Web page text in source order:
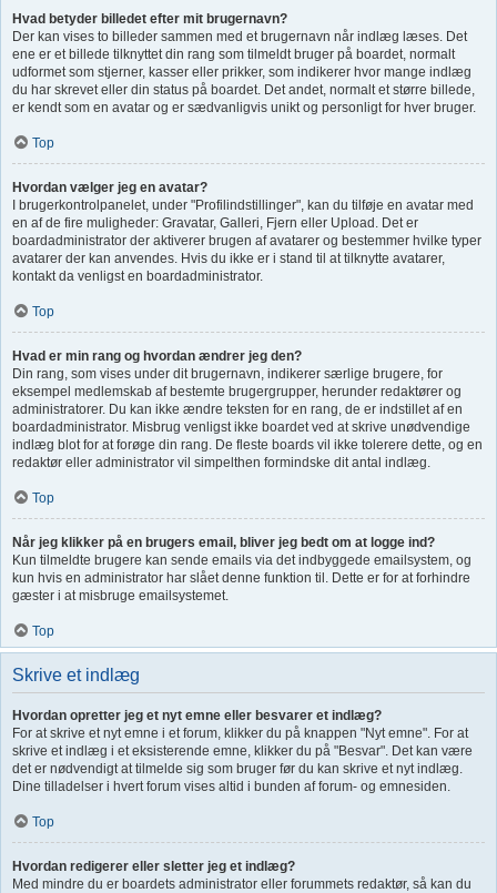
Hvad betyder billedet efter mit brugernavn?
Der kan vises to billeder sammen med et brugernavn når indlæg læses. Det
ene er et billede tilknyttet din rang som tilmeldt bruger på boardet, normalt
udformet som stjerner, kasser eller prikker, som indikerer hvor mange indlæg
du har skrevet eller din status på boardet. Det andet, normalt et større billede,
er kendt som en avatar og er sædvanligvis unikt og personligt for hver bruger.
Top
Hvordan vælger jeg en avatar?
I brugerkontrolpanelet, under "Profilindstillinger", kan du tilføje en avatar med
en af de fire muligheder: Gravatar, Galleri, Fjern eller Upload. Det er
boardadministrator der aktiverer brugen af avatarer og bestemmer hvilke typer
avatarer der kan anvendes. Hvis du ikke er i stand til at tilknytte avatarer,
kontakt da venligst en boardadministrator.
Top
Hvad er min rang og hvordan ændrer jeg den?
Din rang, som vises under dit brugernavn, indikerer særlige brugere, for
eksempel medlemskab af bestemte brugergrupper, herunder redaktører og
administratorer. Du kan ikke ændre teksten for en rang, de er indstillet af en
boardadministrator. Misbrug venligst ikke boardet ved at skrive unødvendige
indlæg blot for at forøge din rang. De fleste boards vil ikke tolerere dette, og en
redaktør eller administrator vil simpelthen formindske dit antal indlæg.
Top
Når jeg klikker på en brugers email, bliver jeg bedt om at logge ind?
Kun tilmeldte brugere kan sende emails via det indbyggede emailsystem, og
kun hvis en administrator har slået denne funktion til. Dette er for at forhindre
gæster i at misbruge emailsystemet.
Top
Skrive et indlæg
Hvordan opretter jeg et nyt emne eller besvarer et indlæg?
For at skrive et nyt emne i et forum, klikker du på knappen "Nyt emne". For at
skrive et indlæg i et eksisterende emne, klikker du på "Besvar". Det kan være
det er nødvendigt at tilmelde sig som bruger før du kan skrive et nyt indlæg.
Dine tilladelser i hvert forum vises altid i bunden af forum- og emnesiden.
Top
Hvordan redigerer eller sletter jeg et indlæg?
Med mindre du er boardets administrator eller forummets redaktør, så kan du